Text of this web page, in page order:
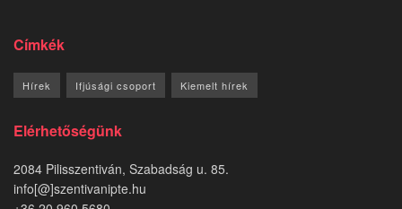
Címkék
Hírek Ifjúsági csoport Kiemelt hírek
Elérhetőségünk
2084 Pilisszentiván, Szabadság u. 85.
info[@]szentivanipte.hu